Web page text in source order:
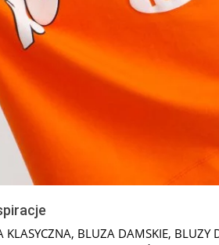
KLASYCZNA, BLUZA DAMSKIE, BLUZY